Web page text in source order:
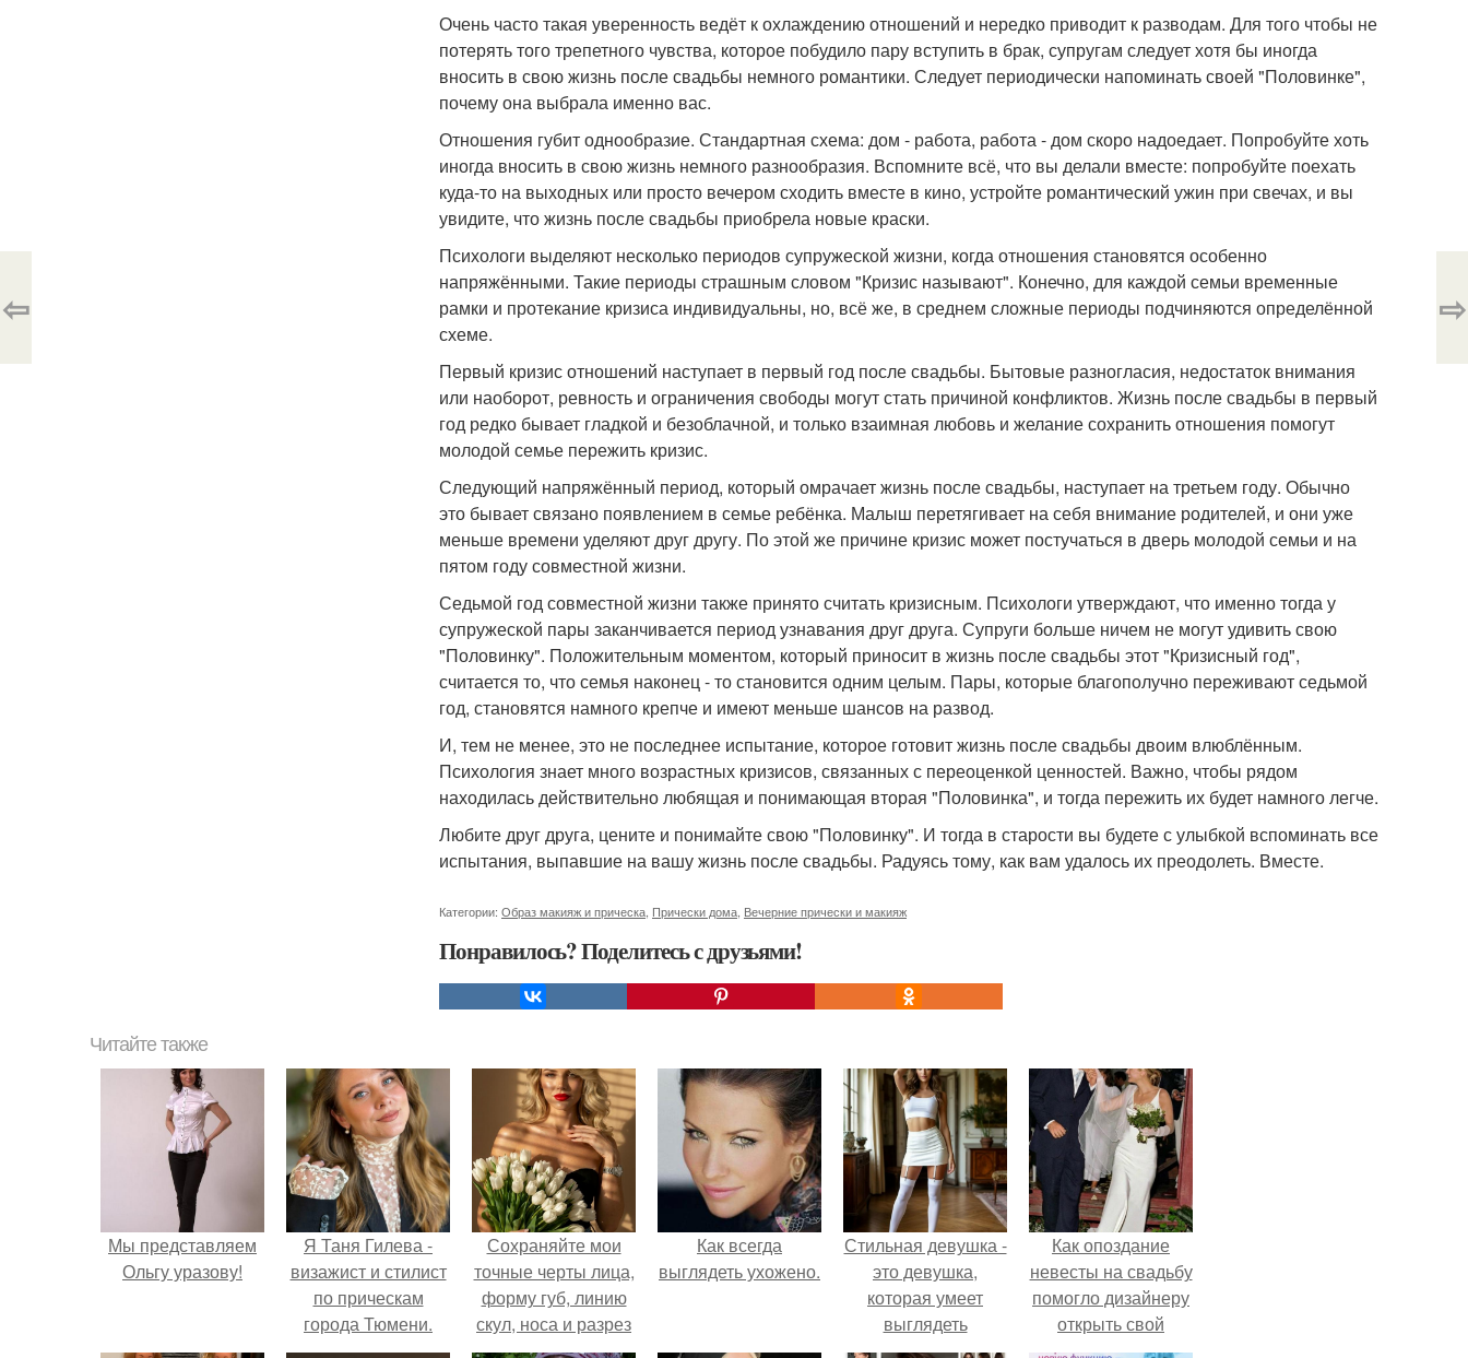
Очень часто такая уверенность ведёт к охлаждению отношений и нередко приводит к разводам. Для того чтобы не
потерять того трепетного чувства, которое побудило пару вступить в брак, супругам следует хотя бы иногда
вносить в свою жизнь после свадьбы немного романтики. Следует периодически напоминать своей "Половинке",
почему она выбрала именно вас.
Отношения губит однообразие. Стандартная схема: дом - работа, работа - дом скоро надоедает. Попробуйте хоть
иногда вносить в свою жизнь немного разнообразия. Вспомните всё, что вы делали вместе: попробуйте поехать
куда-то на выходных или просто вечером сходить вместе в кино, устройте романтический ужин при свечах, и вы
увидите, что жизнь после свадьбы приобрела новые краски.
Психологи выделяют несколько периодов супружеской жизни, когда отношения становятся особенно
напряжёнными. Такие периоды страшным словом "Кризис называют". Конечно, для каждой семьи временные
рамки и протекание кризиса индивидуальны, но, всё же, в среднем сложные периоды подчиняются определённой
схеме.
Первый кризис отношений наступает в первый год после свадьбы. Бытовые разногласия, недостаток внимания
или наоборот, ревность и ограничения свободы могут стать причиной конфликтов. Жизнь после свадьбы в первый
год редко бывает гладкой и безоблачной, и только взаимная любовь и желание сохранить отношения помогут
молодой семье пережить кризис.
Следующий напряжённый период, который омрачает жизнь после свадьбы, наступает на третьем году. Обычно
это бывает связано появлением в семье ребёнка. Малыш перетягивает на себя внимание родителей, и они уже
меньше времени уделяют друг другу. По этой же причине кризис может постучаться в дверь молодой семьи и на
пятом году совместной жизни.
Седьмой год совместной жизни также принято считать кризисным. Психологи утверждают, что именно тогда у
супружеской пары заканчивается период узнавания друг друга. Супруги больше ничем не могут удивить свою
"Половинку". Положительным моментом, который приносит в жизнь после свадьбы этот "Кризисный год",
считается то, что семья наконец - то становится одним целым. Пары, которые благополучно переживают седьмой
год, становятся намного крепче и имеют меньше шансов на развод.
И, тем не менее, это не последнее испытание, которое готовит жизнь после свадьбы двоим влюблённым.
Психология знает много возрастных кризисов, связанных с переоценкой ценностей. Важно, чтобы рядом
находилась действительно любящая и понимающая вторая "Половинка", и тогда пережить их будет намного легче.
Любите друг друга, цените и понимайте свою "Половинку". И тогда в старости вы будете с улыбкой вспоминать все
испытания, выпавшие на вашу жизнь после свадьбы. Радуясь тому, как вам удалось их преодолеть. Вместе.
Категории: Образ макияж и прическа Прически дома Вечерние прически и макияж
Понравилось? Поделитесь с друзьями!
⇦ ⇨
Читайте также
Мы представляем
Ольгу уразову!
Я Таня Гилева -
визажист и стилист
по прическам
города Тюмени.
Сохраняйте мои
точные черты лица,
форму губ, линию
скул, носа и разрез
глаз.
Как всегда
выглядеть ухожено.
Стильная девушка -
это девушка,
которая умеет
выглядеть
привлекательно и
Как опоздание
невесты на свадьбу
помогло дизайнеру
открыть свой
бренд.